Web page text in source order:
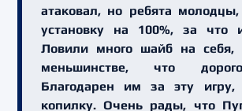
атаковал, но ребята
установку на 100%, за что
Ловили много шайб на себя,
меньшинстве, что
Благодарен им за эту
копилку. Очень рады, что